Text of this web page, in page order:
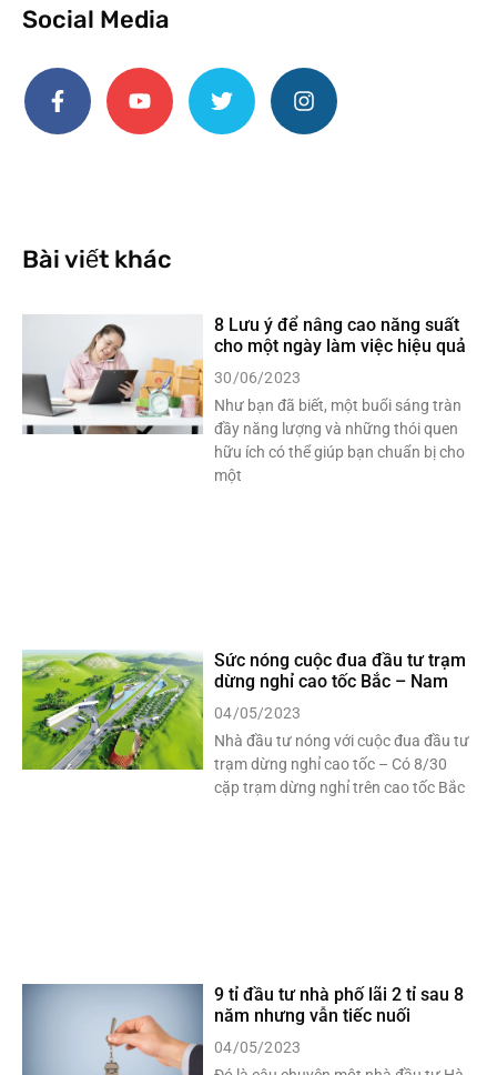
Social Media
Bài viết khác
8 Lưu ý để nâng cao năng suất
cho một ngày làm việc hiệu quả
30/06/2023
Như bạn đã biết, một buổi sáng tràn
đầy năng lượng và những thói quen
hữu ích có thể giúp bạn chuẩn bị cho
một
Sức nóng cuộc đua đầu tư trạm
dừng nghỉ cao tốc Bắc – Nam
04/05/2023
Nhà đầu tư nóng với cuộc đua đầu tư
trạm dừng nghỉ cao tốc – Có 8/30
cặp trạm dừng nghỉ trên cao tốc Bắc
9 tỉ đầu tư nhà phố lãi 2 tỉ sau 8
năm nhưng vẫn tiếc nuối
04/05/2023